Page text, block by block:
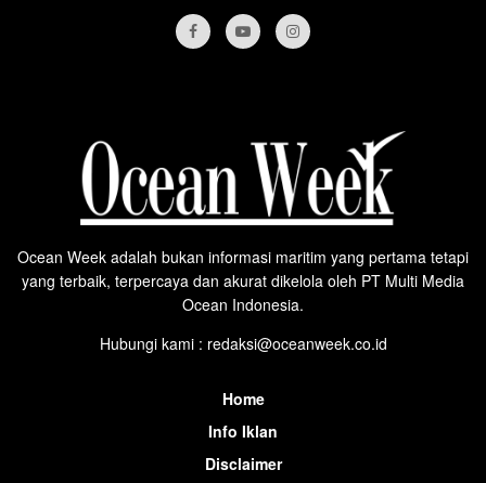
Ocean Week adalah bukan informasi maritim yang pertama tetapi
yang terbaik, terpercaya dan akurat dikelola oleh PT Multi Media
Ocean Indonesia.
Hubungi kami : redaksi@oceanweek.co.id
Home
Info Iklan
Disclaimer